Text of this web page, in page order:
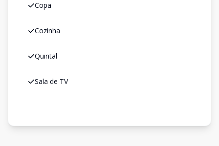
Copa
Cozinha
Quintal
Sala de TV